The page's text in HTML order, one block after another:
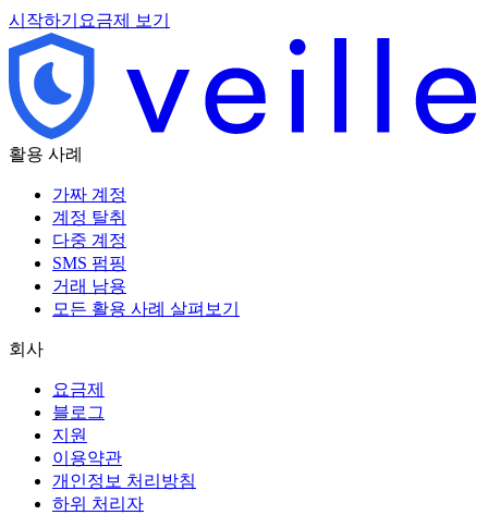
시작하기 요금제 보기
활용 사례
가짜 계정
계정 탈취
다중 계정
SMS 펌핑
거래 남용
모든 활용 사례 살펴보기
회사
요금제
블로그
지원
이용약관
개인정보 처리방침
하위 처리자